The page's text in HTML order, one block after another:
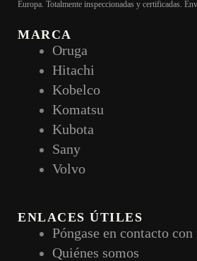
Europa. Totalmente inspeccionadas y certificadas.
MARCA
Oruga
Hitachi
Kobelco
Komatsu
Kubota
Sany
Volvo
ENLACES ÚTILES
Póngase en contacto con
Quiénes somos